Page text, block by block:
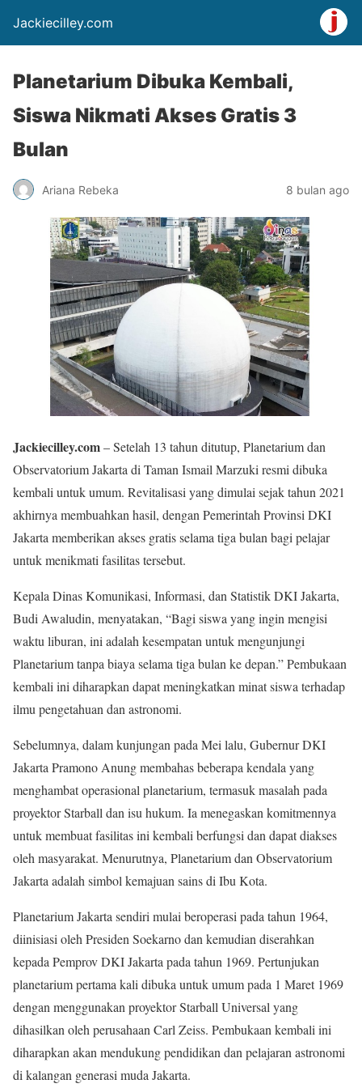
Jackiecilley.com
Planetarium Dibuka Kembali,
Siswa Nikmati Akses Gratis 3
Bulan
Ariana Rebeka 8 bulan ago
Jackiecilley.com– Setelah 13 tahun ditutup, Planetarium dan
Observatorium Jakarta di Taman Ismail Marzuki resmi dibuka
kembali untuk umum. Revitalisasi yang dimulai sejak tahun 2021
akhirnya membuahkan hasil, dengan Pemerintah Provinsi DKI
Jakarta memberikan akses gratis selama tiga bulan bagi pelajar
untuk menikmati fasilitas tersebut.
Kepala Dinas Komunikasi, Informasi, dan Statistik DKI Jakarta,
Budi Awaludin, menyatakan, “Bagi siswa yang ingin mengisi
waktu liburan, ini adalah kesempatan untuk mengunjungi
Planetarium tanpa biaya selama tiga bulan ke depan.” Pembukaan
kembali ini diharapkan dapat meningkatkan minat siswa terhadap
ilmu pengetahuan dan astronomi.
Sebelumnya, dalam kunjungan pada Mei lalu, Gubernur DKI
Jakarta Pramono Anung membahas beberapa kendala yang
menghambat operasional planetarium, termasuk masalah pada
proyektor Starball dan isu hukum. Ia menegaskan komitmennya
untuk membuat fasilitas ini kembali berfungsi dan dapat diakses
oleh masyarakat. Menurutnya, Planetarium dan Observatorium
Jakarta adalah simbol kemajuan sains di Ibu Kota.
Planetarium Jakarta sendiri mulai beroperasi pada tahun 1964,
diinisiasi oleh Presiden Soekarno dan kemudian diserahkan
kepada Pemprov DKI Jakarta pada tahun 1969. Pertunjukan
planetarium pertama kali dibuka untuk umum pada 1 Maret 1969
dengan menggunakan proyektor Starball Universal yang
dihasilkan oleh perusahaan Carl Zeiss. Pembukaan kembali ini
diharapkan akan mendukung pendidikan dan pelajaran astronomi
di kalangan generasi muda Jakarta.